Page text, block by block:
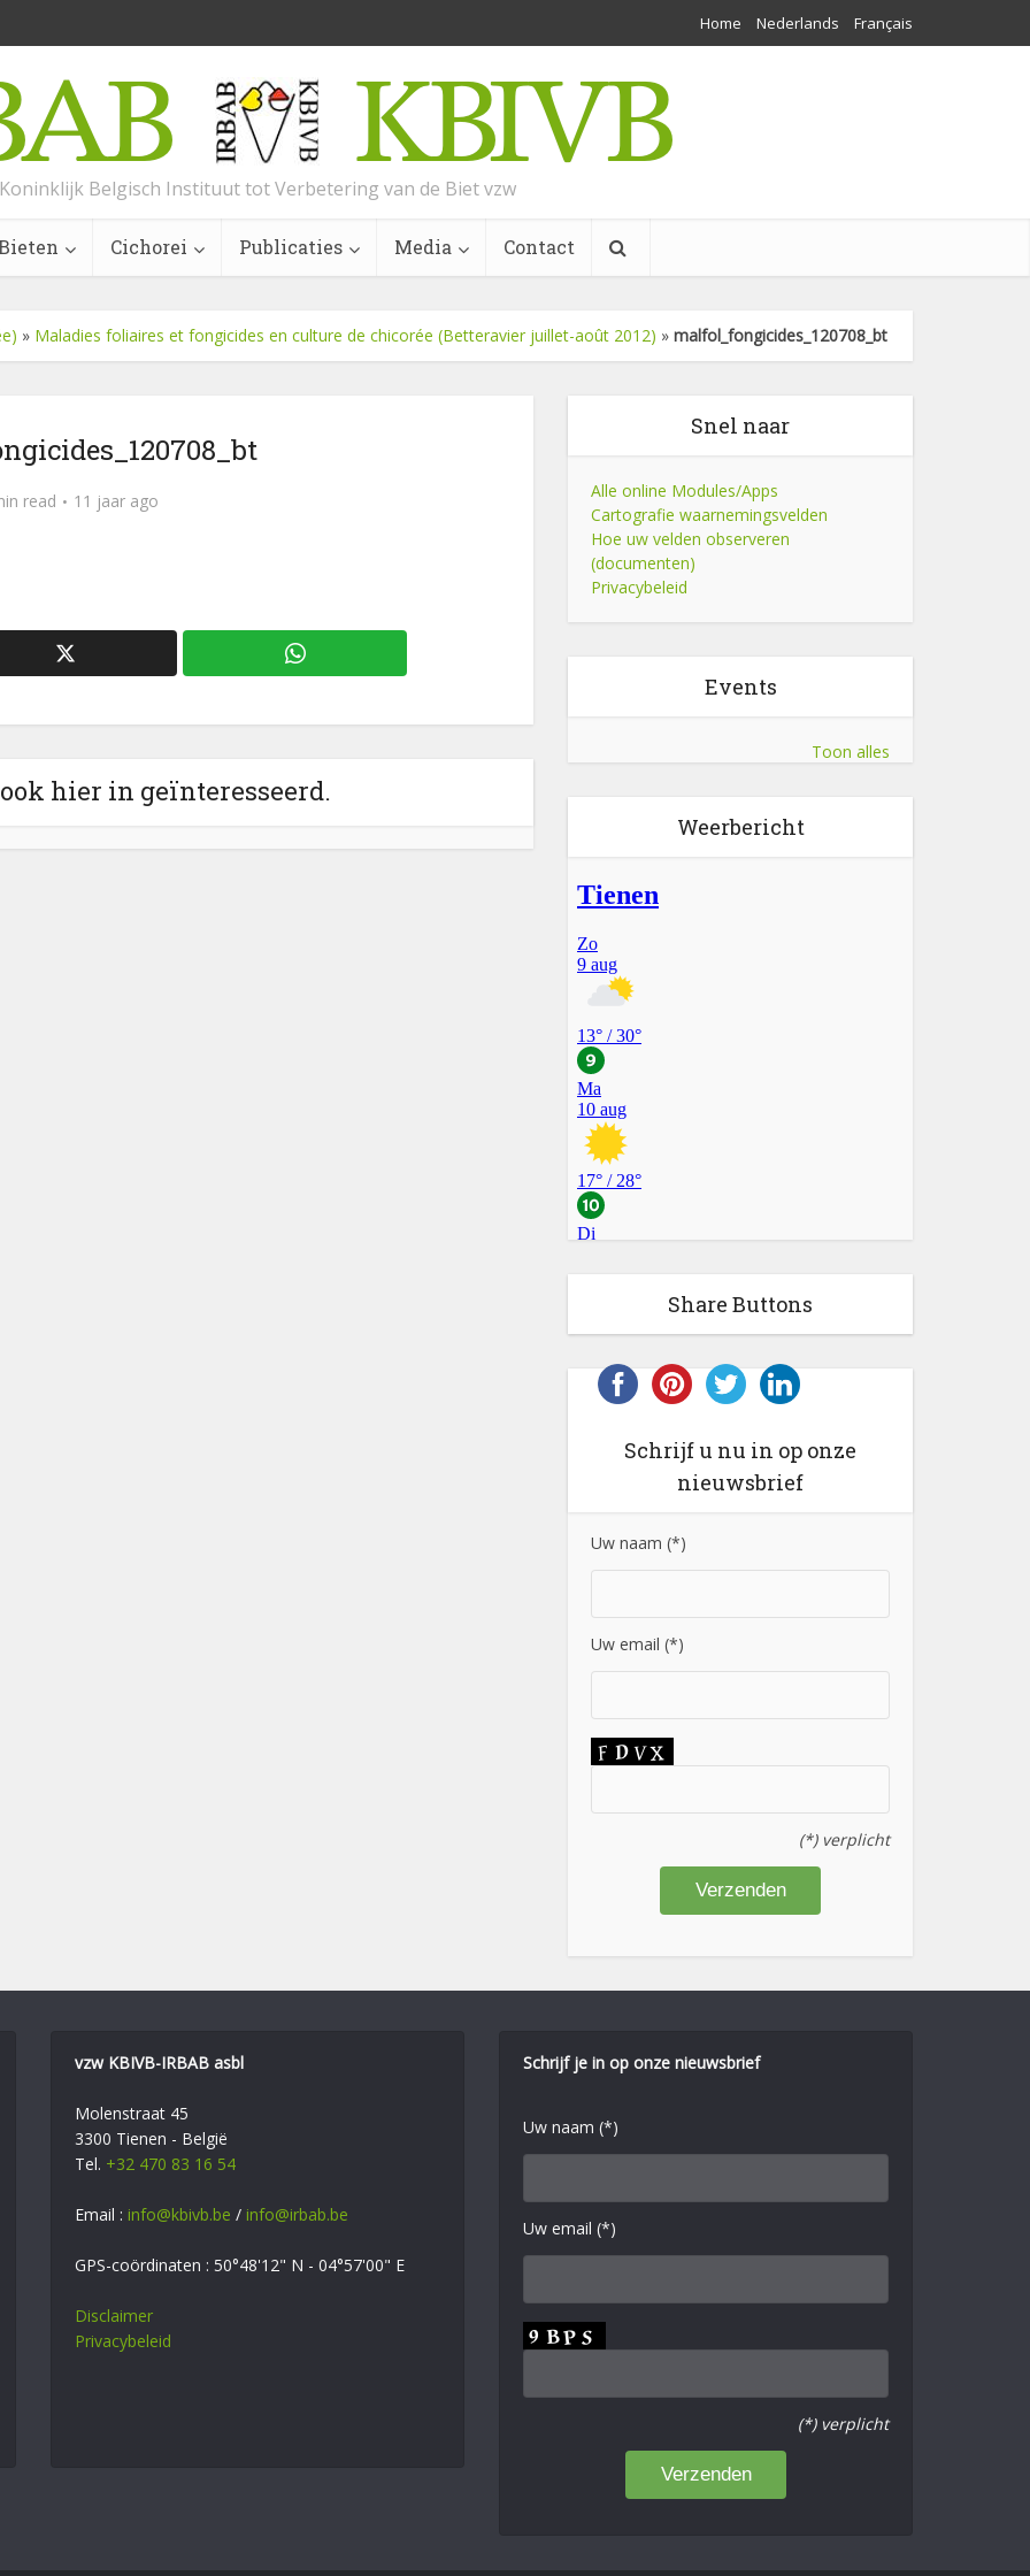
Home Nederlands Français
Koninklijk Belgisch Instituut tot Verbetering van de Biet vzw
Cichorei Publicaties Media Contact
» Maladies foliaires et fongicides en culture de chicorée (Betteravier juillet-août 2012) » malfol_fongicides_120708_bt
read 11 jaar ago
hier in geïnteresseerd.
Snel naar
Alle online Modules/Apps
Cartografie waarnemingsvelden
Hoe uw velden observeren
(documenten)
Privacybeleid
Events
Toon alles
Weerbericht
Share Buttons
Schrijf u nu in op onze
nieuwsbrief
Uw naam (*)
Uw email (*)
(*) verplicht
vzw KBIVB-IRBAB asbl
Molenstraat 45
3300 Tienen - België
Tel. +32 470 83 16 54
Email : info@kbivb.be / info@irbab.be
GPS-coördinaten : 50°48'12" N - 04°57'00" E
Disclaimer
Privacybeleid
Schrijf je in op onze nieuwsbrief
Uw naam (*)
Uw email (*)
(*) verplicht